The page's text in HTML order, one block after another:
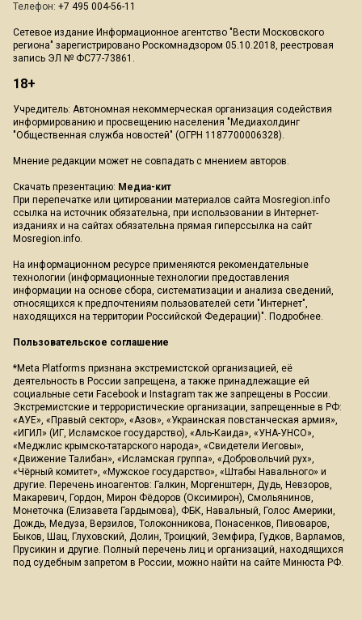
Телефон: +7 495 004-56-11
Сетевое издание Информационное агентство "Вести Московского
региона" зарегистрировано Роскомнадзором 05.10.2018, реестровая
запись ЭЛ № ФС77-73861.
18+
Учредитель: Автономная некоммерческая организация содействия
информированию и просвещению населения "Медиахолдинг
"Общественная служба новостей" (ОГРН 1187700006328).
Мнение редакции может не совпадать с мнением авторов.
Скачать презентацию: Медиа-кит
При перепечатке или цитировании материалов сайта Mosregion.info
ссылка на источник обязательна, при использовании в Интернет-
изданиях и на сайтах обязательна прямая гиперссылка на сайт
Mosregion.info.
На информационном ресурсе применяются рекомендательные
технологии (информационные технологии предоставления
информации на основе сбора, систематизации и анализа сведений,
относящихся к предпочтениям пользователей сети "Интернет",
находящихся на территории Российской Федерации)". Подробнее.
Пользовательское соглашение
*Meta Platforms признана экстремистской организацией, её
деятельность в России запрещена, а также принадлежащие ей
социальные сети Facebook и Instagram так же запрещены в России.
Экстремистские и террористические организации, запрещенные в РФ:
«АУЕ», «Правый сектор», «Азов», «Украинская повстанческая армия»,
«ИГИЛ» (ИГ, Исламское государство), «Аль-Каида», «УНА-УНСО»,
«Меджлис крымско-татарского народа», «Свидетели Иеговы»,
«Движение Талибан», «Исламская группа», «Добровольчий рух»,
«Чёрный комитет», «Мужское государство», «Штабы Навального» и
другие. Перечень иноагентов: Галкин, Моргенштерн, Дудь, Невзоров,
Макаревич, Гордон, Мирон Фёдоров (Оксимирон), Смольянинов,
Монеточка (Елизавета Гардымова), ФБК, Навальный, Голос Америки,
Дождь, Медуза, Верзилов, Толоконникова, Понасенков, Пивоваров,
Быков, Шац, Глуховский, Долин, Троицкий, Земфира, Гудков, Варламов,
Прусикин и другие. Полный перечень лиц и организаций, находящихся
под судебным запретом в России, можно найти на сайте Минюста РФ.